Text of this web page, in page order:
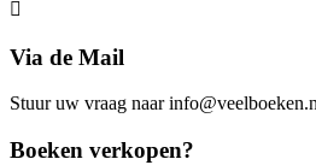
Via de Mail
Stuur uw vraag naar
Boeken verkopen?